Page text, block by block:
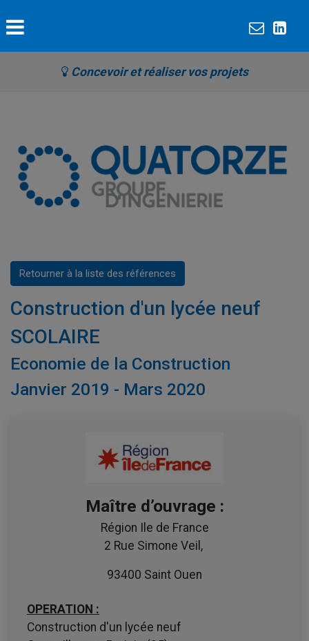
Concevoir et réaliser vos projets
Retourner à la liste des références
Construction d'un lycée neuf
SCOLAIRE
Economie de la Construction
Janvier 2019 - Mars 2020
Maître d’ouvrage :
Région Ile de France
2 Rue Simone Veil,
93400 Saint Ouen
OPERATION :
Construction d'un lycée neuf